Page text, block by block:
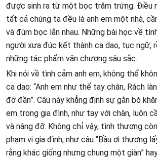
được sinh ra từ một bọc trăm trứng. Điều
tất cả chúng ta đều là anh em một nhà,
và đùm bọc lẫn nhau. Những bài học về
người xưa đúc kết thành ca dao, tục ngữ,
những tác phẩm văn chương sâu sắc.
Khi nói về tình cảm anh em, không thể
ca dao: “Anh em như thể tay chân, Rách
đỡ đần”. Câu này khẳng định sự gắn bó
em trong gia đình, như tay với chân, luôn
và nâng đỡ. Không chỉ vậy, tình thương
phạm vi gia đình, như câu “Bầu ơi thương
rằng khác giống nhưng chung một giàn”